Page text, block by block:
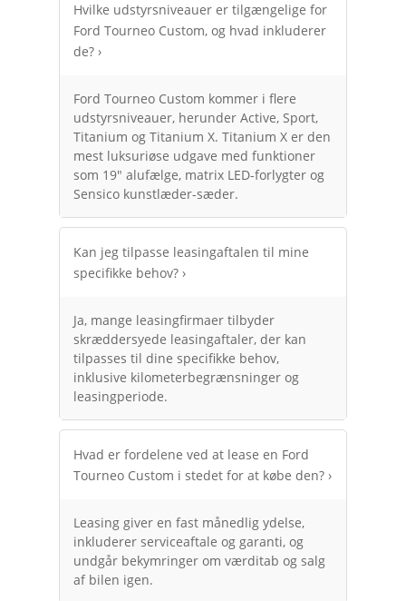
Hvilke udstyrsniveauer er tilgængelige for
Ford Tourneo Custom, og hvad inkluderer
de? ›
Ford Tourneo Custom kommer i flere
udstyrsniveauer, herunder Active, Sport,
Titanium og Titanium X. Titanium X er den
mest luksuriøse udgave med funktioner
som 19" alufælge, matrix LED-forlygter og
Sensico kunstlæder-sæder.
Kan jeg tilpasse leasingaftalen til mine
specifikke behov? ›
Ja, mange leasingfirmaer tilbyder
skræddersyede leasingaftaler, der kan
tilpasses til dine specifikke behov,
inklusive kilometerbegrænsninger og
leasingperiode.
Hvad er fordelene ved at lease en Ford
Tourneo Custom i stedet for at købe den? ›
Leasing giver en fast månedlig ydelse,
inkluderer serviceaftale og garanti, og
undgår bekymringer om værditab og salg
af bilen igen.